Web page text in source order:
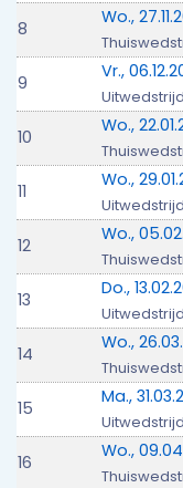
8
Wo.,
9
Vr.,
Uitwedstrijd
10
Wo.,
11
Wo.,
Uitwedstrijd
12
Wo.,
13
Do.,
Uitwedstrijd
14
Wo.,
15
Ma.,
Uitwedstrijd
16
Wo.,